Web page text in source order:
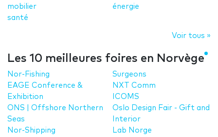
mobilier
santé
énergie
Voir tous »
Les 10 meilleures foires en Norvège
Nor-Fishing
EAGE Conference &
Exhibition
ONS | Offshore Northern
Seas
Nor-Shipping
Surgeons
NXT Comm
ICOMS
Oslo Design Fair - Gift and
Interior
Lab Norge